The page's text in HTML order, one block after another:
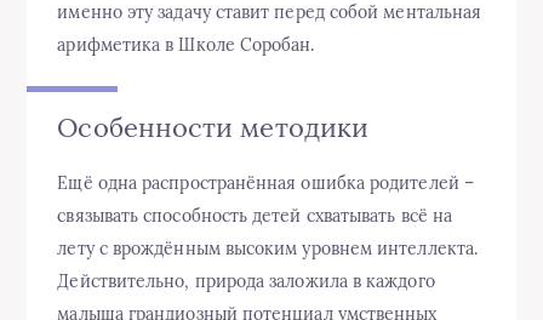
именно эту задачу ставит перед собой ментальная
арифметика в Школе Соробан.
Особенности методики
Ещё одна распространённая ошибка родителей –
связывать способность детей схватывать всё на
лету с врождённым высоким уровнем интеллекта.
Действительно, природа заложила в каждого
малыша грандиозный потенциал умственных